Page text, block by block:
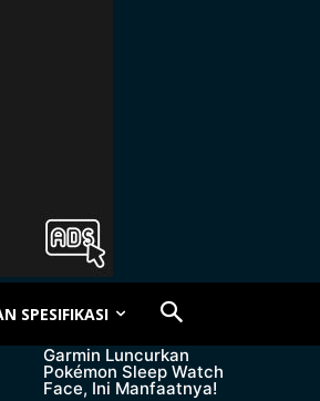
SPESIFIKASI
Garmin Luncurkan
Pokémon Sleep Watch
Face, Ini Manfaatnya!